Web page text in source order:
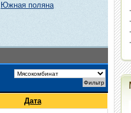
Южная поляна
Дата